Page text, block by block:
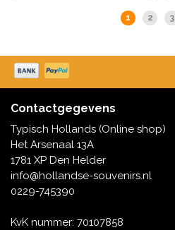
1 2 3
Contactgegevens
Typisch Hollands (Online shop)
Het Arsenaal 13A
1781 XP Den Helder
info@hollandse-souvenirs.nl
0229-745390
KvK nummer: 70107858